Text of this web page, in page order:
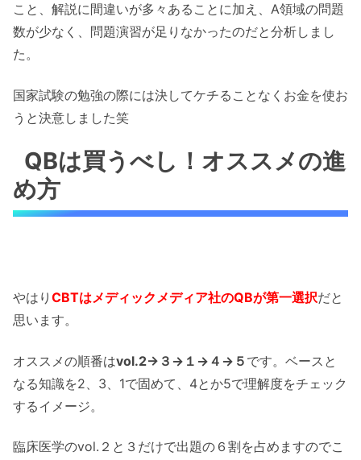
こと、解説に間違いが多々あることに加え、A領域の問題
数が少なく、問題演習が足りなかったのだと分析しまし
た。
国家試験の勉強の際には決してケチることなくお金を使お
うと決意しました笑
QBは買うべし！オススメの進
め方
やはり CBTはメディックメディア社のQBが第一選択だと
思います。
オススメの順番はvol.2→３→１→４→５ です。ベースと
なる知識を2、3、1で固めて、4とか5で理解度をチェック
するイメージ。
臨床医学のvol.２と３だけで出題の６割を占めますのでこ